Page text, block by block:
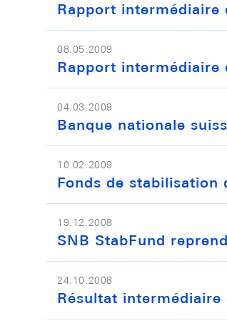
Rapport intermédiaire
08.05.2009
Rapport intermédiaire
04.03.2009
Banque nationale
10.02.2009
Fonds de stabilisation
19.12.2008
SNB StabFund
24.10.2008
Résultat intermédiaire